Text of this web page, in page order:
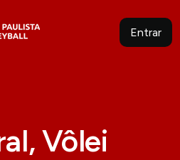
Entrar
Vôlei